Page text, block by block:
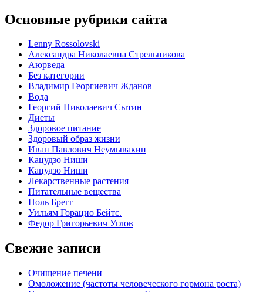
Основные рубрики сайта
Lenny Rossolovski
Александра Николаевна Стрельникова
Аюрведа
Без категории
Владимир Георгиевич Жданов
Вода
Георгий Николаевич Сытин
Диеты
Здоровое питание
Здоровый образ жизни
Иван Павлович Неумывакин
Кацудзо Ниши
Кацудзо Ниши
Лекарственные растения
Питательные вещества
Поль Брегг
Уильям Горацио Бейтс.
Федор Григорьевич Углов
Свежие записи
Очищение печени
Омоложение (частоты человеческого гормона роста)